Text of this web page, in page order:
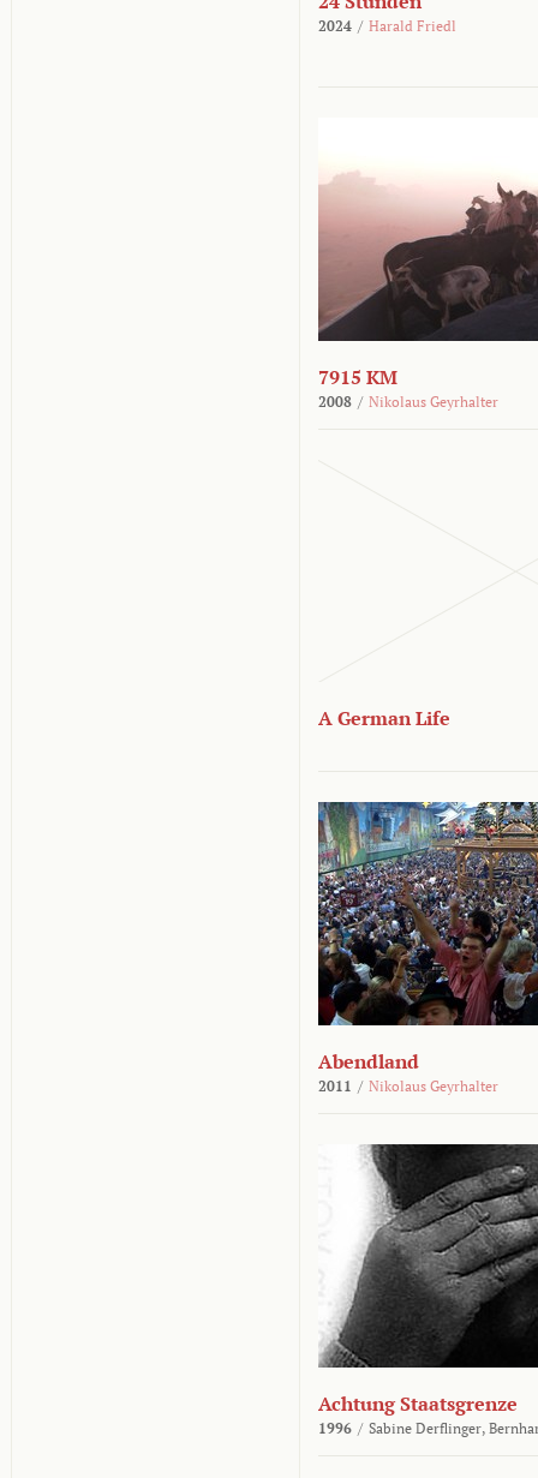
2024 / Harald Friedl
7915 KM
2008 / Nikolaus Geyrhalter
A German Life
Abendland
2011 / Nikolaus Geyrhalter
Achtung Staatsgrenze
1996 / Sabine Derflinger,